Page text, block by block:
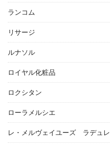
ランコム
リサージ
ルナソル
ロイヤル化粧品
ロクシタン
ローラメルシエ
レ・メルヴェイユーズ ラデュレ